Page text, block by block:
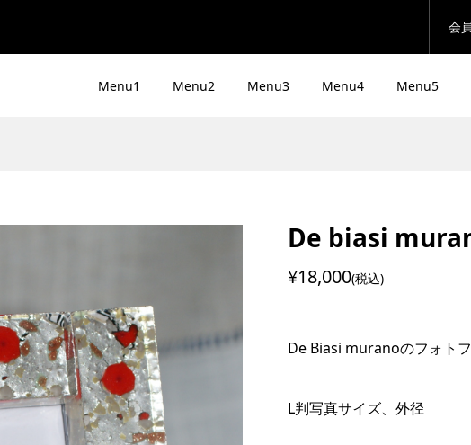
会
Menu1 Menu2 Menu3 Menu4 Menu5
2024.08.14 sakahirai
sakahirai
De biasi
¥18,000(税込)
De Biasi muranoのフォト
L判写真サイズ、外径